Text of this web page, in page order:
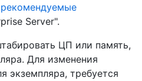
Server".
ЦП или память,
Для изменения
экземпляра, требуется